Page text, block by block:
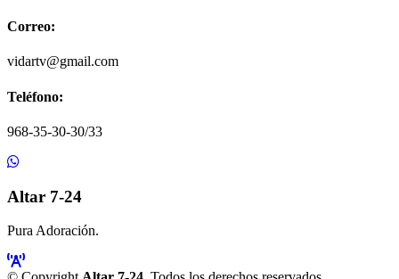
Correo:
vidartv@gmail.com
Teléfono:
968-35-30-30/33
Altar 7-24
Pura Adoración.